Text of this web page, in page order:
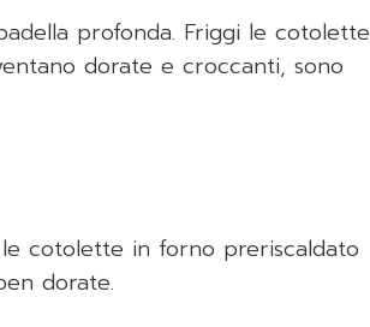
profonda. Friggi le cotolette
dorate e croccanti, sono
cotolette in forno preriscaldato
dorate.